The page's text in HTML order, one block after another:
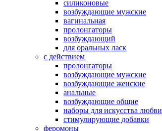
силиконовые
возбуждающие мужские
вагинальная
пролонгаторы
возбуждающий
для оральных ласк
с действием
пролонгаторы
возбуждающие мужские
возбуждающие женские
анальные
возбуждающие общие
наборы для искусства любви
стимулирующие добавки
феромоны